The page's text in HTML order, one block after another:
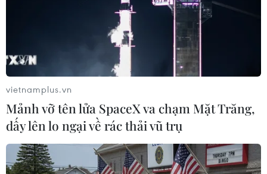
vietnamplus.vn
Mảnh vỡ tên lửa SpaceX va chạm Mặt Trăng,
dấy lên lo ngại về rác thải vũ trụ